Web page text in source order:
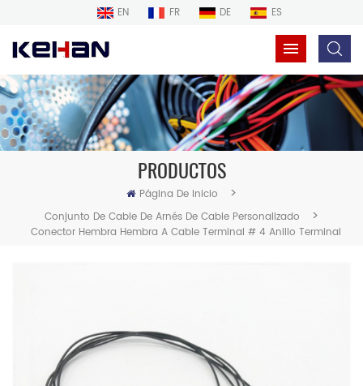
EN FR DE ES
PRODUCTOS
Página De Inicio >
Conjunto De Cable De Arnés De Cable Personalizado >
Conector Hembra Hembra A Cable Terminal # 4 Anillo Terminal